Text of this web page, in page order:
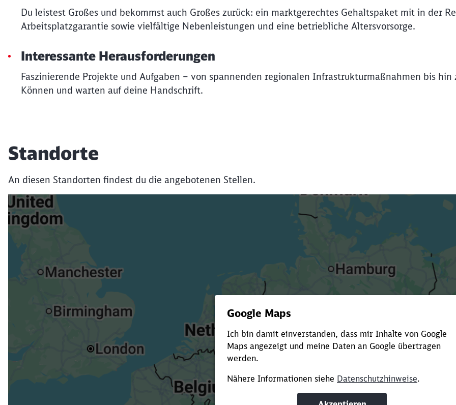
Du leistest Großes und bekommst auch Großes zurück: ein marktgerechtes Gehaltspaket mit in der
Arbeitsplatzgarantie sowie vielfältige Nebenleistungen und eine betriebliche Altersvorsorge.
Interessante Herausforderungen
Faszinierende Projekte und Aufgaben – von spannenden regionalen Infrastrukturmaßnahmen bis
Können und warten auf deine Handschrift.
Standorte
An diesen Standorten findest du die angebotenen Stellen.
Es dauert dir zu lange?
Suchbegriffe eingeben